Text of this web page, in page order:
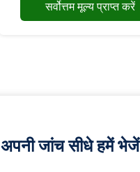
सर्वोत्तम मूल्य प्राप्त करें
अपनी जांच सीधे हमें भेजें